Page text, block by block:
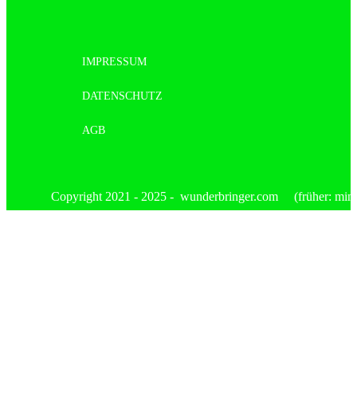
IMPRESSUM
DATENSCHUTZ
AGB
Copyright 2021 - 2025 - wunderbringer.com (früher: